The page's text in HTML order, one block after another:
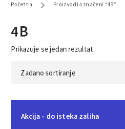
Početna Proizvodi označeni “4B”
4B
Prikazuje se jedan rezultat
Akcija - do isteka zaliha